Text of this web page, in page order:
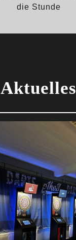
die Stunde
Aktuelles